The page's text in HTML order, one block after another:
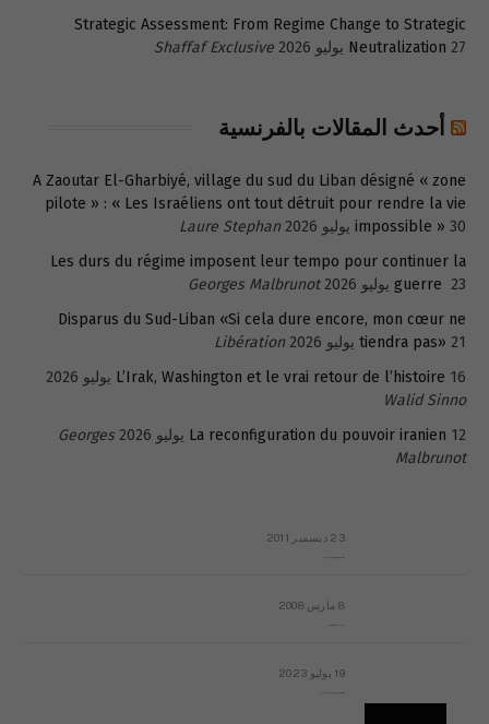
Strategic Assessment: From Regime Change to Strategic
Neutralization 27 يوليو 2026 Shaffaf Exclusive
أحدث المقالات بالفرنسية
A Zaoutar El-Gharbiyé, village du sud du Liban désigné « zone
pilote » : « Les Israéliens ont tout détruit pour rendre la vie
impossible » 30 يوليو 2026
Laure Stephan
Les durs du régime imposent leur tempo pour continuer la
guerre 23 يوليو 2026
Georges Malbrunot
Disparus du Sud-Liban «Si cela dure encore, mon cœur ne
tiendra pas» 21 يوليو 2026
Libération
L’Irak, Washington et le vrai retour de l’histoire 16 يوليو 2026
Walid Sinno
La reconfiguration du pouvoir iranien 12 يوليو 2026
Georges
Malbrunot
23 ديسمبر 2011
8 مارس 2008
19 يوليو 2023